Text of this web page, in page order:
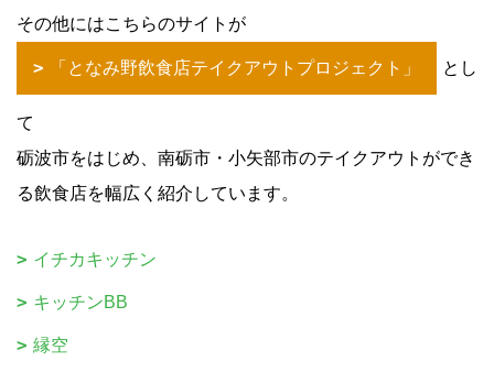
その他にはこちらのサイトが
「となみ野飲食店テイクアウトプロジェクト」 とし
て
砺波市をはじめ、南砺市・小矢部市のテイクアウトができ
る飲食店を幅広く紹介しています。
イチカキッチン
キッチンBB
縁空